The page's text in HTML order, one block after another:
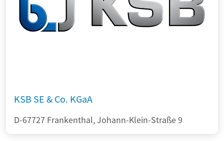
KSB SE & Co. KGaA
D-67727 Frankenthal, Johann-Klein-Straße 9